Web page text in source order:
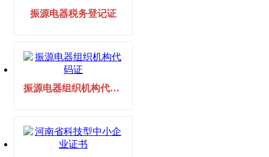
振源电器税务登记证
振源电器组织机构代码证